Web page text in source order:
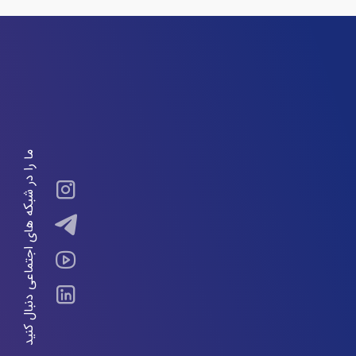
ما را در شبکه های اجتماعی دنبال کنید